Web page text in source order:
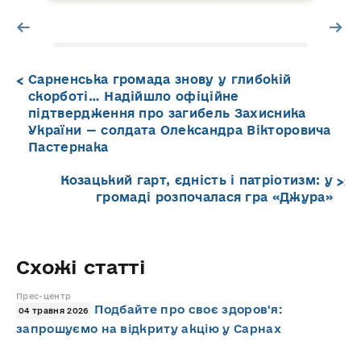
Сарненська громада знову у глибокій
скорботі… Надійшло офіційне
підтвердження про загибель Захисника
України — солдата Олександра Вікторовича
Пастернака
Козацький гарт, єдність і патріотизм: у
громаді розпочалася гра «Джура»
Схожі статті
Прес-центр
04 травня 2026
Подбайте про своє здоров'я:
запрошуємо на відкриту акцію у Сарнах